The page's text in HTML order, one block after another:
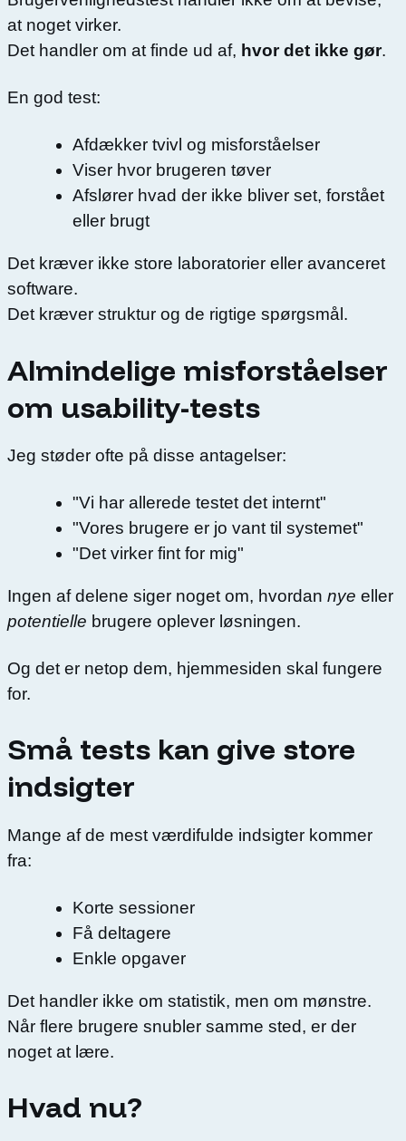
at noget virker.
Det handler om at finde ud af, hvor det ikke gør.
En god test:
Afdækker tvivl og misforståelser
Viser hvor brugeren tøver
Afslører hvad der ikke bliver set, forstået
eller brugt
Det kræver ikke store laboratorier eller avanceret
software.
Det kræver struktur og de rigtige spørgsmål.
Almindelige misforståelser
om usability-tests
Jeg støder ofte på disse antagelser:
"Vi har allerede testet det internt"
"Vores brugere er jo vant til systemet"
"Det virker fint for mig"
Ingen af delene siger noget om, hvordan nye eller
potentielle brugere oplever løsningen.
Og det er netop dem, hjemmesiden skal fungere
for.
Små tests kan give store
indsigter
Mange af de mest værdifulde indsigter kommer
fra:
Korte sessioner
Få deltagere
Enkle opgaver
Det handler ikke om statistik, men om mønstre.
Når flere brugere snubler samme sted, er der
noget at lære.
Hvad nu?